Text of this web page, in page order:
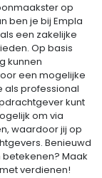
op
ben je bij Empla
een zakelijke
Op basis
kunnen
een mogelijke
als professional
kunt
om via
waardoor jij op
Benieuwd
Maak
verdienen!